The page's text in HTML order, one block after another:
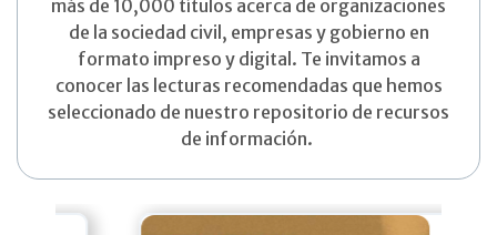
más de 10,000 títulos acerca de organizaciones
de la sociedad civil, empresas y gobierno en
formato impreso y digital. Te invitamos a
conocer las lecturas recomendadas que hemos
seleccionado de nuestro repositorio de recursos
de información.